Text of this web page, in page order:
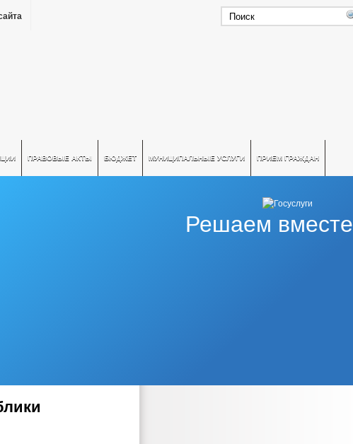
ПРАВОВЫЕ АКТЫ БЮДЖЕТ МУНИЦИПАЛЬНЫЕ УСЛУГИ ПРИЕМ ГРАЖДАН
Решаем вместе